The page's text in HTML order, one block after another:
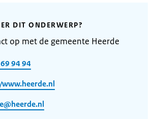
DIT ONDERWERP?
op met de gemeente Heerde
94 94